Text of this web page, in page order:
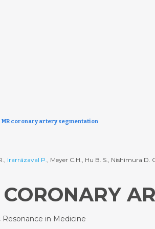
MR coronary artery segmentation
Irarrázaval P., Meyer C.H., Hu B. S., Nishimura D.
in Medicine